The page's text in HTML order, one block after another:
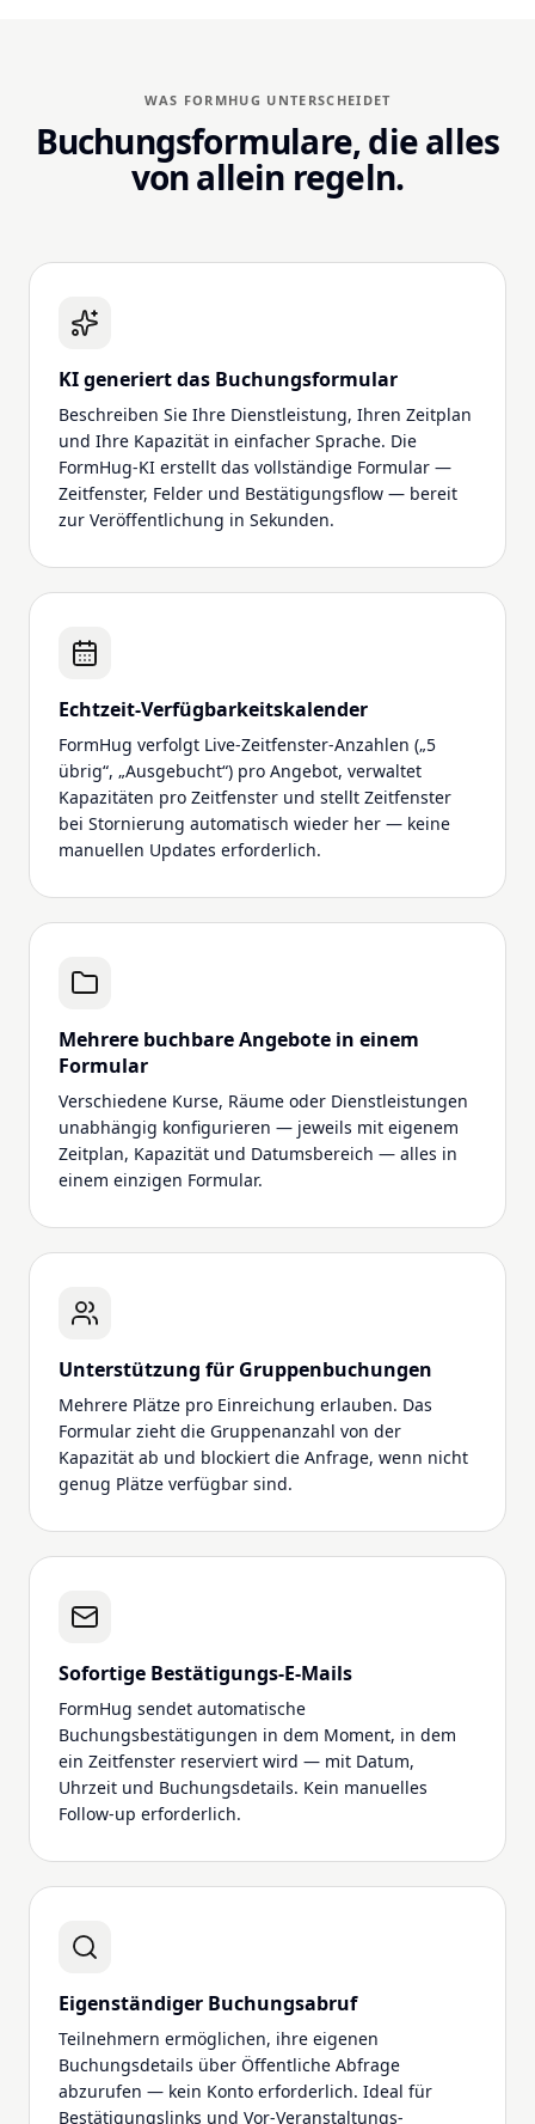
WAS FORMHUG UNTERSCHEIDET
Buchungsformulare, die alles
von allein regeln.
KI generiert das Buchungsformular
Beschreiben Sie Ihre Dienstleistung, Ihren Zeitplan
und Ihre Kapazität in einfacher Sprache. Die
FormHug-KI erstellt das vollständige Formular —
Zeitfenster, Felder und Bestätigungsflow — bereit
zur Veröffentlichung in Sekunden.
Echtzeit-Verfügbarkeitskalender
FormHug verfolgt Live-Zeitfenster-Anzahlen („5
übrig“, „Ausgebucht“) pro Angebot, verwaltet
Kapazitäten pro Zeitfenster und stellt Zeitfenster
bei Stornierung automatisch wieder her — keine
manuellen Updates erforderlich.
Mehrere buchbare Angebote in einem
Formular
Verschiedene Kurse, Räume oder Dienstleistungen
unabhängig konfigurieren — jeweils mit eigenem
Zeitplan, Kapazität und Datumsbereich — alles in
einem einzigen Formular.
Unterstützung für Gruppenbuchungen
Mehrere Plätze pro Einreichung erlauben. Das
Formular zieht die Gruppenanzahl von der
Kapazität ab und blockiert die Anfrage, wenn nicht
genug Plätze verfügbar sind.
Sofortige Bestätigungs-E-Mails
FormHug sendet automatische
Buchungsbestätigungen in dem Moment, in dem
ein Zeitfenster reserviert wird — mit Datum,
Uhrzeit und Buchungsdetails. Kein manuelles
Follow-up erforderlich.
Eigenständiger Buchungsabruf
Teilnehmern ermöglichen, ihre eigenen
Buchungsdetails über Öffentliche Abfrage
abzurufen — kein Konto erforderlich. Ideal für
Bestätigungslinks und Vor-Veranstaltungs-